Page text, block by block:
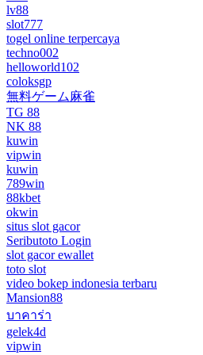
lv88
slot777
togel online terpercaya
techno002
helloworld102
coloksgp
無料ゲーム麻雀
TG 88
NK 88
kuwin
vipwin
kuwin
789win
88kbet
okwin
situs slot gacor
Seributoto Login
slot gacor ewallet
toto slot
video bokep indonesia terbaru
Mansion88
บาคาร่า
gelek4d
vipwin